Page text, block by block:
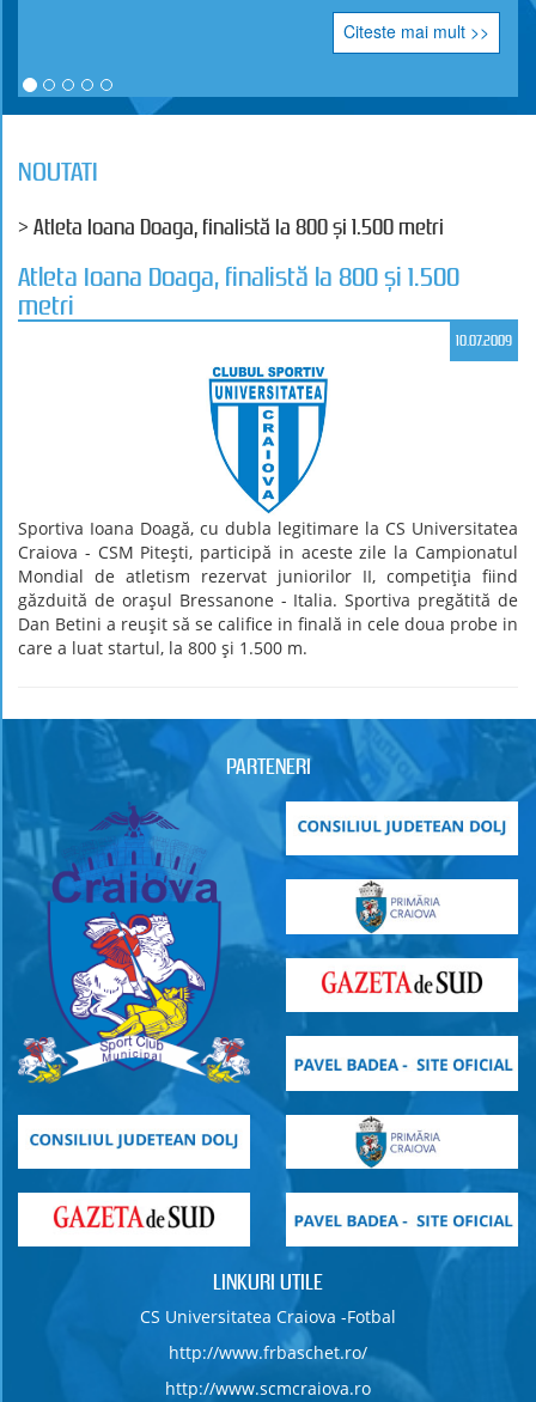
Citeste mai mult >>
NOUTATI
> Atleta Ioana Doaga, finalistă la 800 şi 1.500 metri
Atleta Ioana Doaga, finalistă la 800 şi 1.500
metri
10.07.2009
Sportiva Ioana Doagă, cu dubla legitimare la CS Universitatea
Craiova - CSM Piteşti, participă in aceste zile la Campionatul
Mondial de atletism rezervat juniorilor II, competiţia fiind
găzduită de oraşul Bressanone - Italia. Sportiva pregătită de
Dan Betini a reuşit să se califice in finală in cele doua probe in
care a luat startul, la 800 şi 1.500 m.
PARTENERI
LINKURI UTILE
CS Universitatea Craiova -Fotbal
http://www.frbaschet.ro/
http://www.scmcraiova.ro